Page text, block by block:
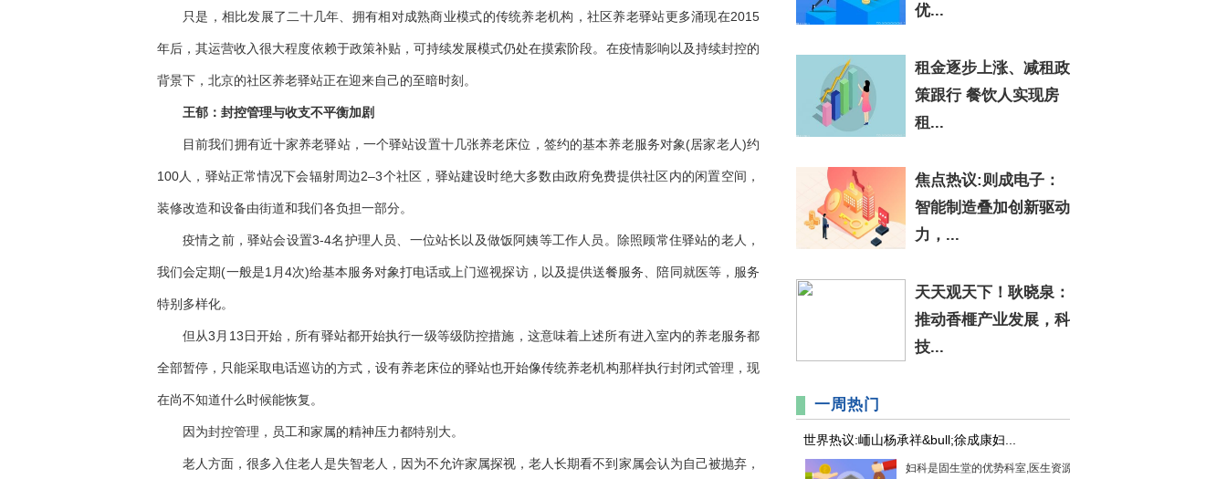
只是，相比发展了二十几年、拥有相对成熟商业模式的传统养老机构，社区养老驿站更多涌现在2015
年后，其运营收入很大程度依赖于政策补贴，可持续发展模式仍处在摸索阶段。在疫情影响以及持续封控的
背景下，北京的社区养老驿站正在迎来自己的至暗时刻。
王郁：封控管理与收支不平衡加剧
目前我们拥有近十家养老驿站，一个驿站设置十几张养老床位，签约的基本养老服务对象(居家老人)约
100人，驿站正常情况下会辐射周边2–3个社区，驿站建设时绝大多数由政府免费提供社区内的闲置空间，
装修改造和设备由街道和我们各负担一部分。
疫情之前，驿站会设置3-4名护理人员、一位站长以及做饭阿姨等工作人员。除照顾常住驿站的老人，
我们会定期(一般是1月4次)给基本服务对象打电话或上门巡视探访，以及提供送餐服务、陪同就医等，服务
特别多样化。
但从3月13日开始，所有驿站都开始执行一级等级防控措施，这意味着上述所有进入室内的养老服务都
全部暂停，只能采取电话巡访的方式，设有养老床位的驿站也开始像传统养老机构那样执行封闭式管理，现
在尚不知道什么时候能恢复。
因为封控管理，员工和家属的精神压力都特别大。
老人方面，很多入住老人是失智老人，因为不允许家属探视，老人长期看不到家属会认为自己被抛弃，
优...
租金逐步上涨、减租政
策跟行 餐饮人实现房
租...
焦点热议:则成电子：
智能制造叠加创新驱动
力，...
天天观天下！耿晓泉：
推动香榧产业发展，科
技...
一周热门
世界热议:峏山杨承祥&bull;徐成康妇...
妇科是固生堂的优势科室,医生资源众多,名